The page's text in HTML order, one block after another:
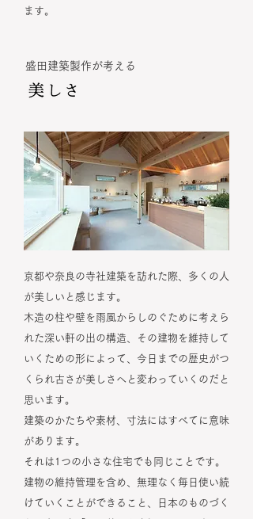
ます。
盛田建築製作が考える
京都や奈良の寺社建築を訪れた際、多くの人
が美しいと感じます。
木造の柱や壁を雨風からしのぐために考えら
れた深い軒の出の構造、その建物を維持して
いくための形によって、今日までの歴史がつ
くられ古さが美しさへと変わっていくのだと
思います。
建築のかたちや素材、寸法にはすべてに意味
があります。
それは1つの小さな住宅でも同じことです。
建物の維持管理を含め、無理なく毎日使い続
けていくことができること、日本のものづく